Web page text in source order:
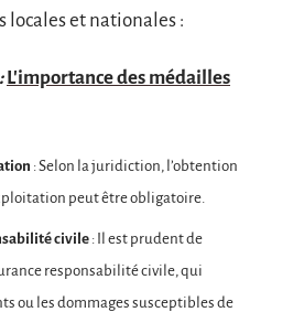
locales et nationales :
L'importance des médailles
: Selon la juridiction, l’obtention
peut être obligatoire.
civile : Il est prudent de
responsabilité civile, qui
ou les dommages susceptibles de